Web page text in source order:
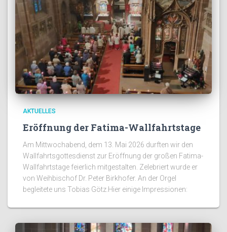
AKTUELLES
Eröffnung der Fatima-Wallfahrtstage
Am Mittwochabend, dem 13. Mai 2026 durften wir den
Wallfahrtsgottesdienst zur Eröffnung der großen Fatima-
Wallfahrtstage feierlich mitgestalten. Zelebriert wurde er
von Weihbischof Dr. Peter Birkhofer. An der Orgel
begleitete uns Tobias Götz.Hier einige Impressionen: